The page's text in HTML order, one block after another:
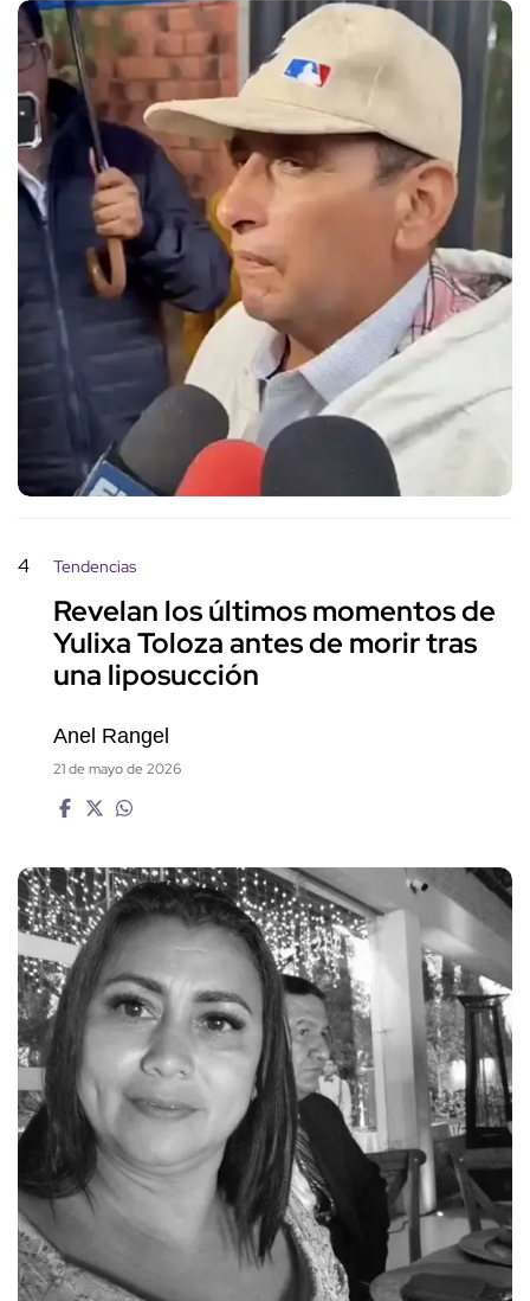
4 Tendencias
Revelan los últimos momentos de
Yulixa Toloza antes de morir tras
una liposucción
Anel Rangel
21 de mayo de 2026